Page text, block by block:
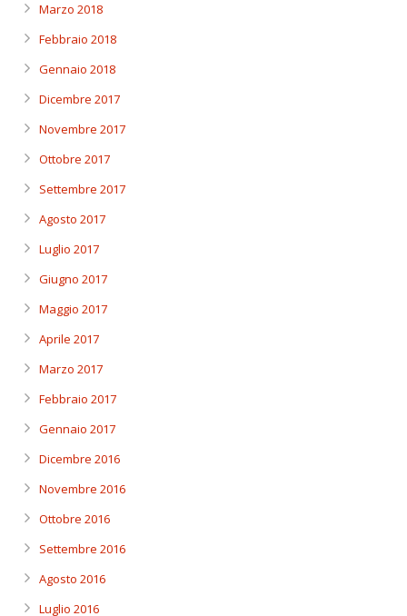
Marzo 2018
Febbraio 2018
Gennaio 2018
Dicembre 2017
Novembre 2017
Ottobre 2017
Settembre 2017
Agosto 2017
Luglio 2017
Giugno 2017
Maggio 2017
Aprile 2017
Marzo 2017
Febbraio 2017
Gennaio 2017
Dicembre 2016
Novembre 2016
Ottobre 2016
Settembre 2016
Agosto 2016
Luglio 2016